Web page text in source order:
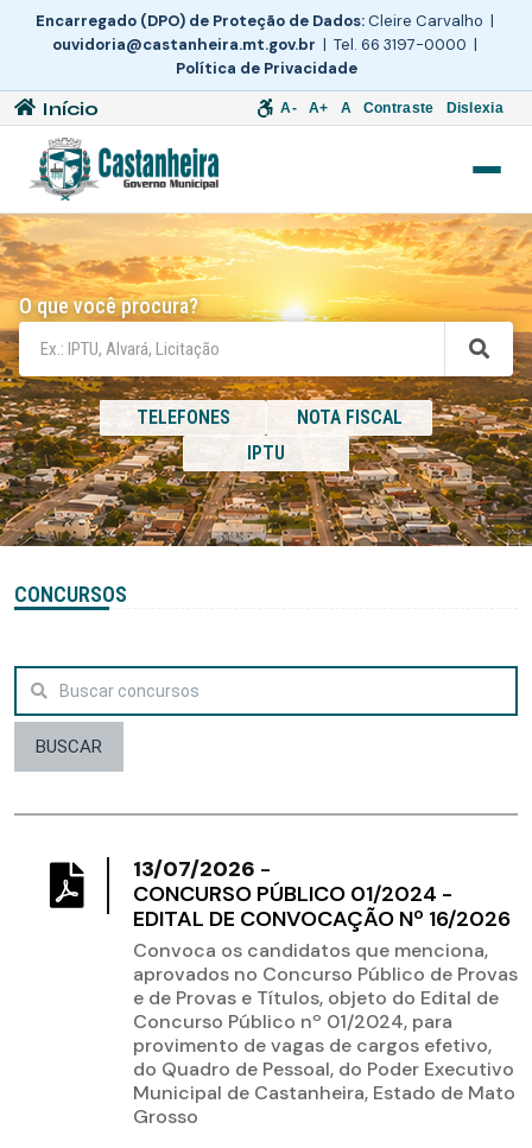
Encarregado (DPO) de Proteção de Dados:Cleire Carvalho |
ouvidoria@castanheira.mt.gov.br | Tel. 66 3197-0000 |
Política de Privacidade
Início A- A+ A Contraste Dislexia
O que você procura?
TELEFONES
NOTA FISCAL
IPTU
CONCURSOS
BUSCAR
13/07/2026 -
CONCURSO PÚBLICO 01/2024 -
EDITAL DE CONVOCAÇÃO Nº 16/2026
Convoca os candidatos que menciona,
aprovados no Concurso Público de Provas
e de Provas e Títulos, objeto do Edital de
Concurso Público nº 01/2024, para
provimento de vagas de cargos efetivo,
do Quadro de Pessoal, do Poder Executivo
Municipal de Castanheira, Estado de Mato
Grosso